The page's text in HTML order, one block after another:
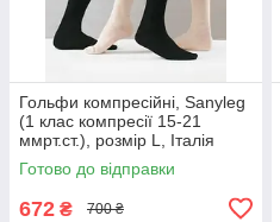
Гольфи компресійні, Sanyleg
(1 клас компресії 15-21
ммрт.ст.), розмір L, Італія
Готово до відправки
672 ₴ 700 ₴